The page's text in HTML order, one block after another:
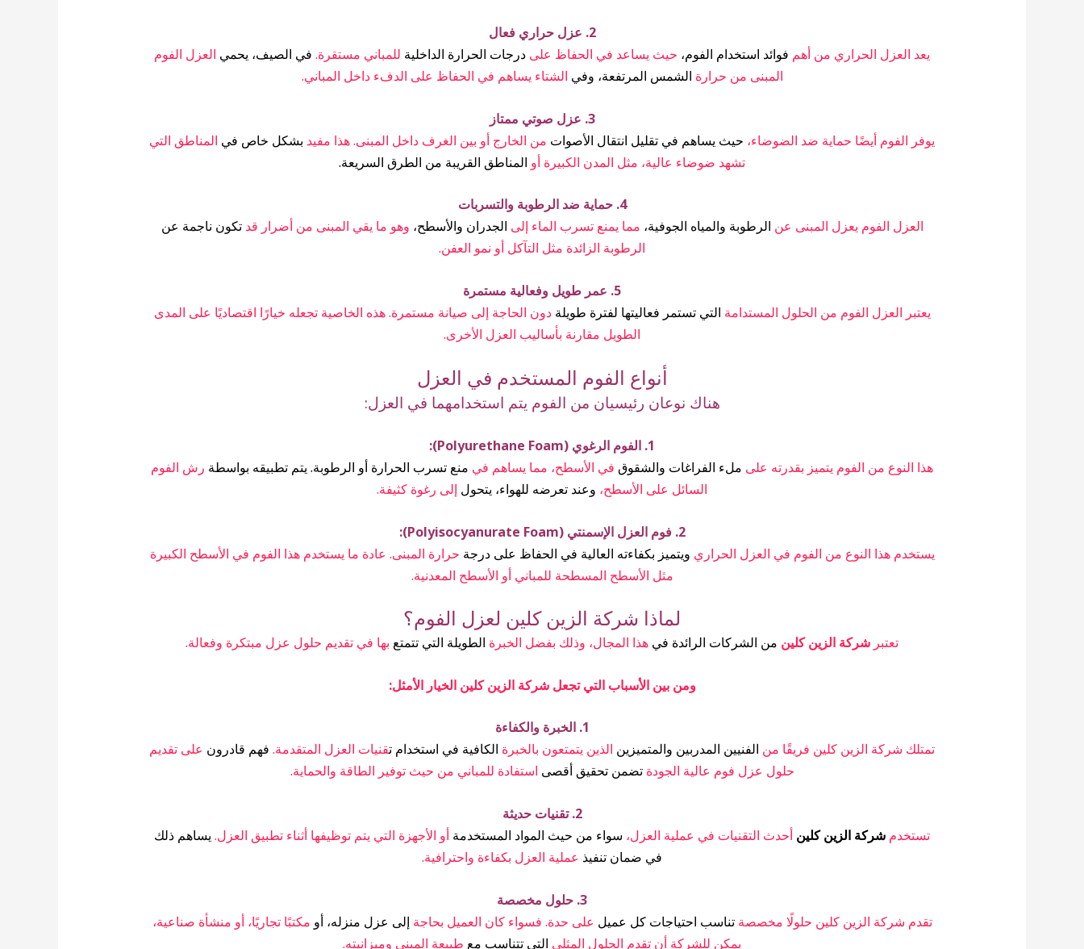
2. عزل حراري فعال
يعد العزل الحراري من أهم فوائد استخدام الفوم، حيث يساعد في الحفاظ على درجات الحرارة الداخلية للمباني مستقرة. في الصيف، يحمي العزل الفوم
المبنى من حرارة الشمس المرتفعة، وفي الشتاء يساهم في الحفاظ على الدفء داخل المباني.
3. عزل صوتي ممتاز
يوفر الفوم أيضًا حماية ضد الضوضاء، حيث يساهم في تقليل انتقال الأصوات من الخارج أو بين الغرف داخل المبنى. هذا مفيد بشكل خاص في المناطق التي
تشهد ضوضاء عالية، مثل المدن الكبيرة أو المناطق القريبة من الطرق السريعة.
4. حماية ضد الرطوبة والتسربات
العزل الفوم يعزل المبنى عن الرطوبة والمياه الجوفية، مما يمنع تسرب الماء إلى الجدران والأسطح، وهو ما يقي المبنى من أضرار قد تكون ناجمة عن
الرطوبة الزائدة مثل التآكل أو نمو العفن.
5. عمر طويل وفعالية مستمرة
يعتبر العزل الفوم من الحلول المستدامة التي تستمر فعاليتها لفترة طويلة دون الحاجة إلى صيانة مستمرة. هذه الخاصية تجعله خيارًا اقتصاديًا على المدى
الطويل مقارنة بأساليب العزل الأخرى.
أنواع الفوم المستخدم في العزل
هناك نوعان رئيسيان من الفوم يتم استخدامهما في العزل:
1. الفوم الرغوي (Polyurethane Foam):
هذا النوع من الفوم يتميز بقدرته على ملء الفراغات والشقوق في الأسطح، مما يساهم في منع تسرب الحرارة أو الرطوبة. يتم تطبيقه بواسطة رش الفوم
السائل على الأسطح، وعند تعرضه للهواء، يتحول إلى رغوة كثيفة.
2. فوم العزل الإسمنتي (Polyisocyanurate Foam):
يستخدم هذا النوع من الفوم في العزل الحراري ويتميز بكفاءته العالية في الحفاظ على درجة حرارة المبنى. عادة ما يستخدم هذا الفوم في الأسطح الكبيرة
مثل الأسطح المسطحة للمباني أو الأسطح المعدنية.
لماذا شركة الزين كلين لعزل الفوم؟
تعتبر شركة الزين كلين من الشركات الرائدة في هذا المجال، وذلك بفضل الخبرة الطويلة التي تتمتع بها في تقديم حلول عزل مبتكرة وفعالة.
ومن بين الأسباب التي تجعل شركة الزين كلين الخيار الأمثل:
1. الخبرة والكفاءة
تمتلك شركة الزين كلين فريقًا من الفنيين المدربين والمتميزين الذين يتمتعون بالخبرة الكافية في استخدام تقنيات العزل المتقدمة. فهم قادرون على تقديم
حلول عزل فوم عالية الجودةتضمن تحقيق أقصى استفادة للمباني من حيث توفير الطاقة والحماية.
2. تقنيات حديثة
تستخدم شركة الزين كلين أحدث التقنيات في عملية العزل، سواء من حيث المواد المستخدمة أو الأجهزة التي يتم توظيفها أثناء تطبيق العزل. يساهم ذلك
في ضمان تنفيذ عملية العزل بكفاءة واحترافية.
3. حلول مخصصة
تقدم شركة الزين كلين حلولًا مخصصةتناسب احتياجات كل عميل على حدة. فسواء كان العميل بحاجة إلى عزل منزله، أو مكتبًا تجاريًا، أو منشأة صناعية،
يمكن للشركة أن تقدم الحلول المثلى التي تتناسب مع طبيعة المبنى وميزانيته.